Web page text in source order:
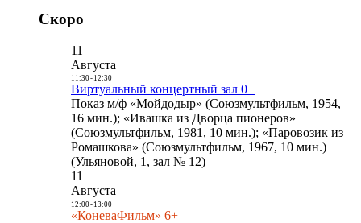
Скоро
11
Августа
11:30- 12:30
Виртуальный концертный зал 0+
Показ м/ф «Мойдодыр» (Союзмультфильм, 1954,
16 мин.); «Ивашка из Дворца пионеров»
(Союзмультфильм, 1981, 10 мин.); «Паровозик из
Ромашкова» (Союзмультфильм, 1967, 10 мин.)
(Ульяновой, 1, зал № 12)
11
Августа
12:00- 13:00
«КоневаФильм» 6+